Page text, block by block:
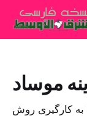
موساد
به کارگیری روش